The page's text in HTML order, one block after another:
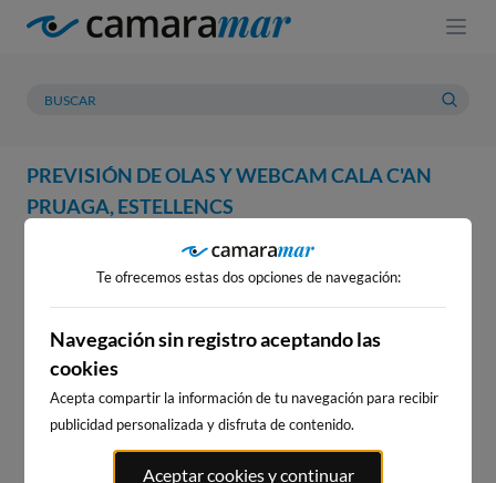
PREVISIÓN DE OLAS Y WEBCAM CALA C'AN
PRUAGA, ESTELLENCS
PREVISIÓN METEOROLOGÍA
WEBCAM CALA C'AN PRUAGA,
ESTELLENCS
WEBCAMS CERCANAS
Te ofrecemos estas dos opciones de navegación:
Navegación sin registro aceptando las
cookies
Acepta compartir la información de tu navegación para recibir
publicidad personalizada y disfruta de contenido.
Aceptar cookies y continuar